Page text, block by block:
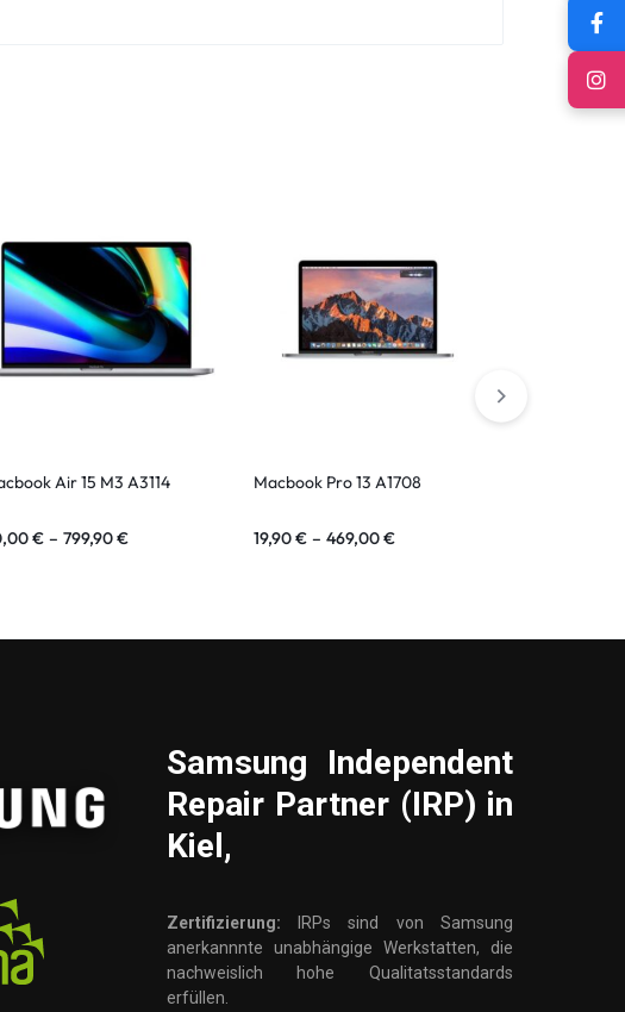
Air 15 M3 A3114
€ – 799,90€
Macbook Pro 13 A1708
19,90€ – 469,00€
Samsung Independent
Repair Partner (IRP) in
Kiel,
Zertifizierung: IRPs sind von Samsung
anerkannnte unabhängige Werkstatten, die
nachweislich hohe Qualitatsstandards
erfüllen.